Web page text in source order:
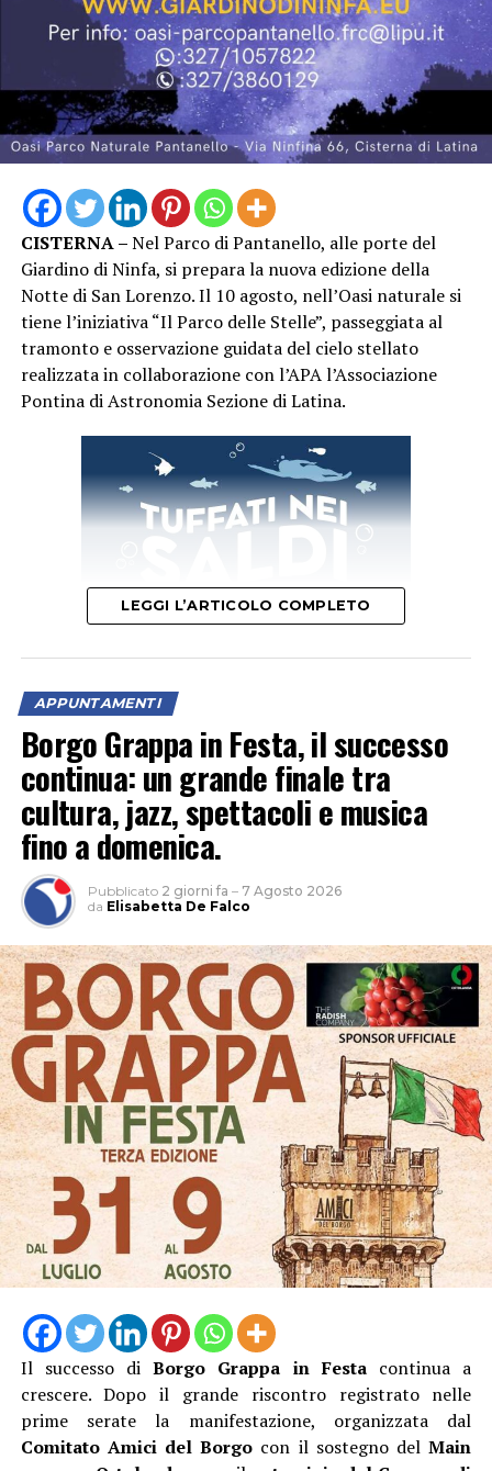
CISTERNA –Nel Parco di Pantanello, alle porte del
Giardino di Ninfa, si prepara la nuova edizione della
Notte di San Lorenzo. Il 10 agosto, nell’Oasi naturale si
tiene l’iniziativa “Il Parco delle Stelle”, passeggiata al
tramonto e osservazione guidata del cielo stellato
realizzata in collaborazione con l’APA l’Associazione
Pontina di Astronomia Sezione di Latina.
“Un’occasione per vivere la natura al calar del sole e
scoprire le meraviglie del cielo notturno tra stelle,
costellazioni e pianeti”, è l’invito della Fondazione
Caetani. Nel parco naturale non c’è inquinamento
luminoso e la volta celeste appare ancora più
spettacolare.
L’ingresso con unico orario alle 19 Dalle 19:15 alle
20:45, l’escursione, poi la pausa per cena al sacco, quindi
dalle 21:20 alle 23:00 l’ Osservazione guidata del cielo
stellato con gli esperti dell’APA.
Biglietto 10 euro.
LEGGI L’ARTICOLO COMPLETO
APPUNTAMENTI
Borgo Grappa in Festa, il successo
continua: un grande finale tra
cultura, jazz, spettacoli e musica
fino a domenica.
Pubblicato 2 giorni fa – 7 Agosto 2026
da Elisabetta De Falco
Il successo diBorgo Grappa in Festacontinua a
crescere. Dopo il grande riscontro registrato nelle
prime serate la manifestazione, organizzata dal
Comitato Amici del Borgo con il sostegno delMain